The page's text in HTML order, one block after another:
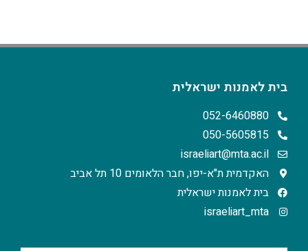
בית לאמנות ישראלית
052-6460880
050-5605815
israeliart@mta.ac.il
האקדמית ת"א-יפו, חבר הלאומים 10 תל אביב
בית לאמנות ישראלית
israeliart_mta